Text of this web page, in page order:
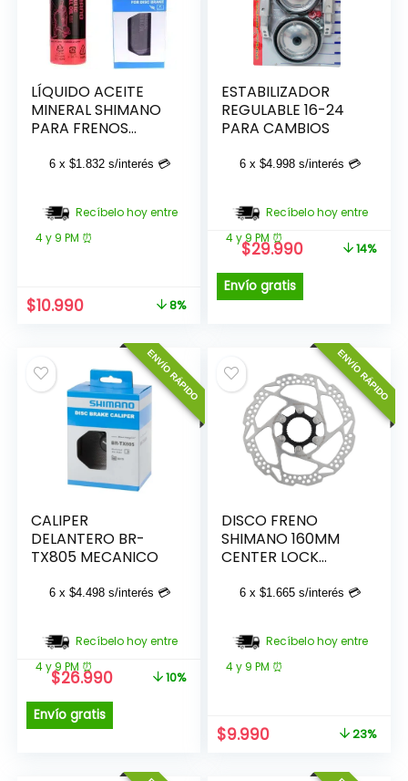
LÍQUIDO ACEITE
MINERAL SHIMANO
PARA FRENOS
6 x$1.832 s/interés 💳
Recíbelo hoy entre
4 y 9 PM ⏰
El
$11.990.
$10.990El
actual
$10.990.
8%
ESTABILIZADOR
REGULABLE 16-24
PARA CAMBIOS
6 x$4.998 s/interés 💳
Recíbelo hoy entre
4 y 9 PM ⏰
El
original
era:
$29.990El
es:
Envío gratis
14%
ENVÍO RÁPIDO
CALIPER
DELANTERO BR-
TX805 MECANICO
6 x$4.498 s/interés 💳
Recíbelo hoy entre
4 y 9 PM ⏰
El
original
era:
$26.990El
es:
Envío gratis
10%
ENVÍO RÁPIDO
DISCO FRENO
SHIMANO 160MM
CENTER LOCK
ROTOR
6 x$1.665 s/interés 💳
Recíbelo hoy entre
4 y 9 PM ⏰
El
$9.990El
actual
23%